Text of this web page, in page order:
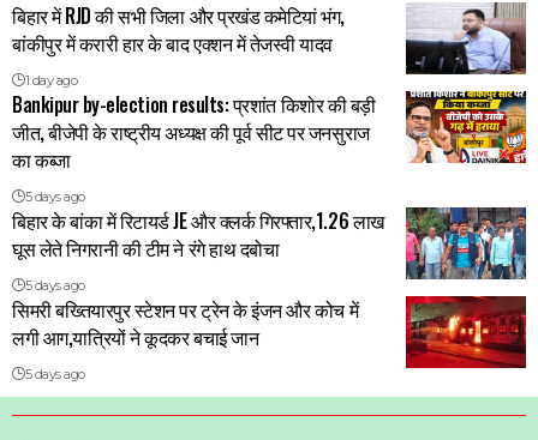
बिहार में RJD की सभी जिला और प्रखंड कमेटियां भंग,
बांकीपुर में करारी हार के बाद एक्शन में तेजस्वी यादव
1 day ago
Bankipur by-election results: प्रशांत किशोर की बड़ी
जीत, बीजेपी के राष्ट्रीय अध्यक्ष की पूर्व सीट पर जनसुराज
का कब्जा
5 days ago
बिहार के बांका में रिटायर्ड JE और क्लर्क गिरफ्तार,1.26 लाख
घूस लेते निगरानी की टीम ने रंगे हाथ दबोचा
5 days ago
सिमरी बख्तियारपुर स्टेशन पर ट्रेन के इंजन और कोच में
लगी आग,यात्रियों ने कूदकर बचाई जान
5 days ago